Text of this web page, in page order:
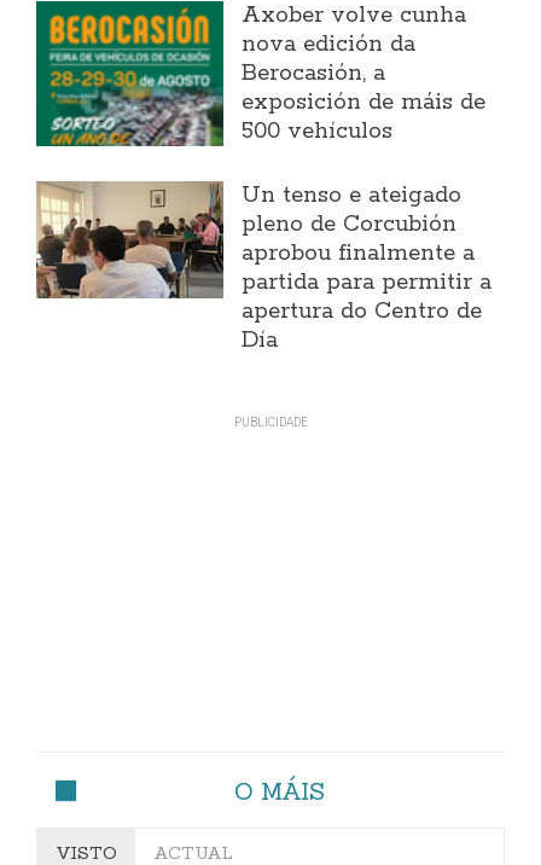
Axober volve cunha
nova edición da
Berocasión, a
exposición de máis de
500 vehículos
Un tenso e ateigado
pleno de Corcubión
aprobou finalmente a
partida para permitir a
apertura do Centro de
Día
O MÁIS
VISTO ACTUAL